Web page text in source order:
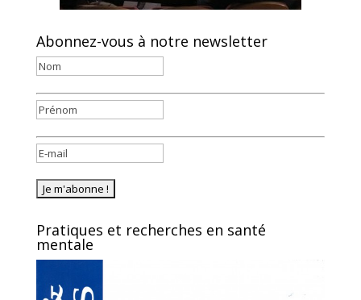
Abonnez-vous à notre newsletter
Pratiques et recherches en santé
mentale